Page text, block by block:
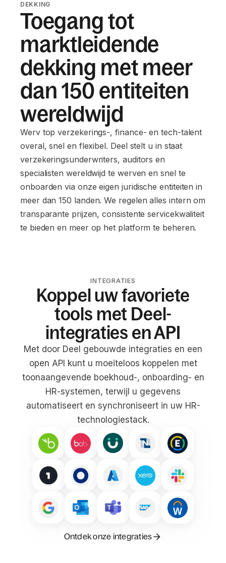
DEKKING
Toegang tot
marktleidende
dekking met meer
dan 150 entiteiten
wereldwijd
Werv top verzekerings-, finance- en tech-talent
overal, snel en flexibel. Deel stelt u in staat
verzekeringsunderwriters, auditors en
specialisten wereldwijd te werven en snel te
onboarden via onze eigen juridische entiteiten in
meer dan 150 landen. We regelen alles intern om
transparante prijzen, consistente servicekwaliteit
te bieden en meer op het platform te beheren.
INTEGRATIES
Koppel uw favoriete
tools met Deel-
integraties en API
Met door Deel gebouwde integraties en een
open API kunt u moeiteloos koppelen met
toonaangevende boekhoud-, onboarding- en
HR-systemen, terwijl u gegevens
automatiseert en synchroniseert in uw HR-
technologiestack.
Ontdek onze integraties